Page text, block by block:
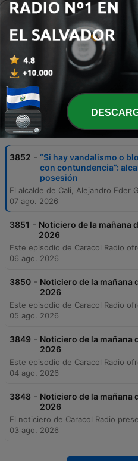
En Cali está el
de Colombia, que
aparato
00:07:40 · El alcalde
económica y
delegaciones.
Episodios
3852 - “Si hay vandalismo o
con contundencia”:
posesión
07 ago. 2026
3851 - Noticiero de la mañana
2026
06 ago. 2026
3850 - Noticiero de la mañana
2026
05 ago. 2026
3849 - Noticiero de la mañana
2026
04 ago. 2026
3848 - Noticiero de la mañana
2026
03 ago. 2026